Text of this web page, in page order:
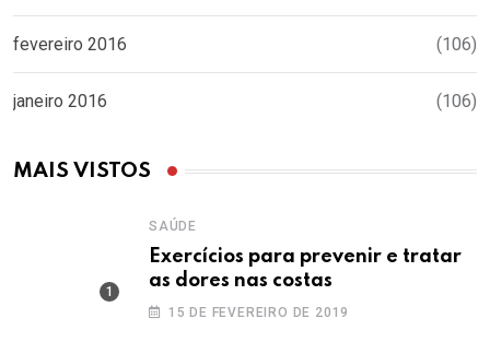
fevereiro 2016 (106)
janeiro 2016 (106)
MAIS VISTOS
SAÚDE
Exercícios para prevenir e tratar
as dores nas costas
15 DE FEVEREIRO DE 2019